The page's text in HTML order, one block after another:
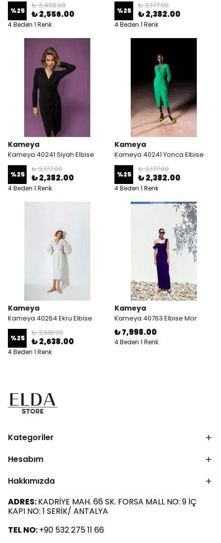
%25
₺ 3,408.00
₺ 2,556.00
4 Beden 1 Renk
%25
₺ 3,177.00
₺ 2,382.00
4 Beden 1 Renk
Kameya
Kameya 40241 Siyah Elbise
%25
₺ 3,177.00
₺ 2,382.00
4 Beden 1 Renk
Kameya
Kameya 40241 Yonca Elbise
%25
₺ 3,177.00
₺ 2,382.00
4 Beden 1 Renk
Kameya
Kameya 40264 Ekru Elbise
%25
₺ 3,518.00
₺ 2,638.00
4 Beden 1 Renk
Kameya
Kameya 40763 Elbise Mor
₺ 7,998.00
4 Beden 1 Renk
Kategoriler
Hesabım
Hakkımızda
ADRES:KADRİYE MAH. 66 SK. FORSA MALL NO: 9 İÇ
KAPI NO: 1 SERİK/ ANTALYA
TEL NO:+90 532 275 11 66